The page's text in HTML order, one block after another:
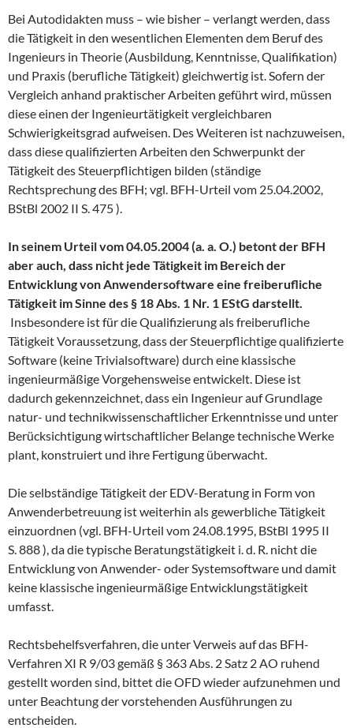
Bei Autodidakten muss – wie bisher – verlangt werden, dass
die Tätigkeit in den wesentlichen Elementen dem Beruf des
Ingenieurs in Theorie (Ausbildung, Kenntnisse, Qualifikation)
und Praxis (berufliche Tätigkeit) gleichwertig ist. Sofern der
Vergleich anhand praktischer Arbeiten geführt wird, müssen
diese einen der Ingenieurtätigkeit vergleichbaren
Schwierigkeitsgrad aufweisen. Des Weiteren ist nachzuweisen,
dass diese qualifizierten Arbeiten den Schwerpunkt der
Tätigkeit des Steuerpflichtigen bilden (ständige
Rechtsprechung des BFH; vgl. BFH-Urteil vom 25.04.2002,
BStBl 2002 II S. 475 ).
In seinem Urteil vom 04.05.2004 (a. a. O.) betont der BFH
aber auch, dass nicht jede Tätigkeit im Bereich der
Entwicklung von Anwendersoftware eine freiberufliche
Tätigkeit im Sinne des § 18 Abs. 1 Nr. 1 EStG darstellt.
Insbesondere ist für die Qualifizierung als freiberufliche
Tätigkeit Voraussetzung, dass der Steuerpflichtige qualifizierte
Software (keine Trivialsoftware) durch eine klassische
ingenieurmäßige Vorgehensweise entwickelt. Diese ist
dadurch gekennzeichnet, dass ein Ingenieur auf Grundlage
natur- und technikwissenschaftlicher Erkenntnisse und unter
Berücksichtigung wirtschaftlicher Belange technische Werke
plant, konstruiert und ihre Fertigung überwacht.
Die selbständige Tätigkeit der EDV-Beratung in Form von
Anwenderbetreuung ist weiterhin als gewerbliche Tätigkeit
einzuordnen (vgl. BFH-Urteil vom 24.08.1995, BStBl 1995 II
S. 888 ), da die typische Beratungstätigkeit i. d. R. nicht die
Entwicklung von Anwender- oder Systemsoftware und damit
keine klassische ingenieurmäßige Entwicklungstätigkeit
umfasst.
Rechtsbehelfsverfahren, die unter Verweis auf das BFH-
Verfahren XI R 9/03 gemäß § 363 Abs. 2 Satz 2 AO ruhend
gestellt worden sind, bittet die OFD wieder aufzunehmen und
unter Beachtung der vorstehenden Ausführungen zu
entscheiden.